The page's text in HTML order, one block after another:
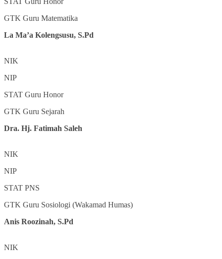
GTK Guru Matematika
La Ma’a Kolengsusu, S.Pd
NIK
NIP
STAT Guru Honor
GTK Guru Sejarah
Dra. Hj. Fatimah Saleh
NIK
NIP
STAT PNS
GTK Guru Sosiologi (Wakamad Humas)
Anis Roozinah, S.Pd
NIK